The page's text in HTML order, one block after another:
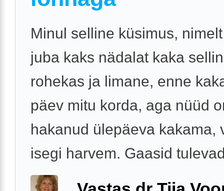
Minul selline küsimus,
juba kaks nädalat kaka
rohekas ja limane, enne
päev mitu korda, aga nüüd
hakanud ülepäeva kakama,
isegi harvem. Gaasid